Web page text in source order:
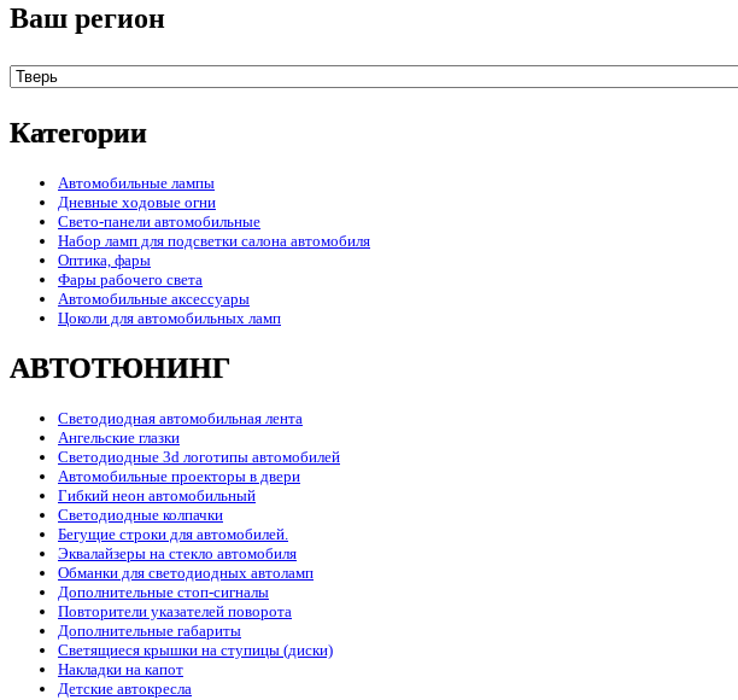
Ваш регион
Категории
Автомобильные лампы
Дневные ходовые огни
Свето-панели автомобильные
Набор ламп для подсветки салона автомобиля
Оптика, фары
Фары рабочего света
Автомобильные аксессуары
Цоколи для автомобильных ламп
АВТОТЮНИНГ
Светодиодная автомобильная лента
Ангельские глазки
Светодиодные 3d логотипы автомобилей
Автомобильные проекторы в двери
Гибкий неон автомобильный
Светодиодные колпачки
Бегущие строки для автомобилей.
Эквалайзеры на стекло автомобиля
Обманки для светодиодных автоламп
Дополнительные стоп-сигналы
Повторители указателей поворота
Дополнительные габариты
Светящиеся крышки на ступицы (диски)
Накладки на капот
Детские автокресла